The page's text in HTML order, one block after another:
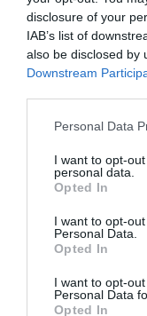
disclosure of your
IAB’s list of
also be disclosed by
Downstream
Personal Data
I want to opt-
personal data.
Opted In
I want to opt-
Personal Data.
Opted In
I want to opt-
Personal Data
Opted In
Añadir El
de Google
Mantente
ACTIVAR
Banco
Destacados